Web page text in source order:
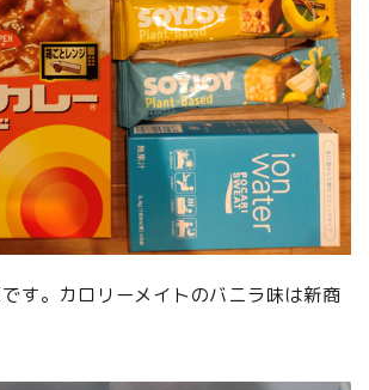
す。カロリーメイトのバニラ味は新商